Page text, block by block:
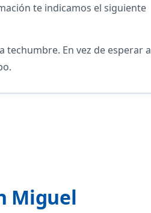
te indicamos el siguiente
En vez de esperar a
Miguel